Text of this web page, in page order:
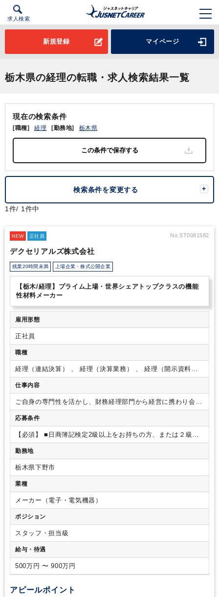
求人検索
新規登録 マイページ
栃木県の経理の転職・求人検索結果一覧
NEW 正社員 No.ST0081582
デクセリアルズ株式会社
残業20時間未満 上場企業・株式公開企業
【栃木/経理】プライム上場・世界シェアトップクラスの機能
性材料メーカー
雇用形態
正社員
職種
経理（連結決算） 、 経理（決算業務） 、 経理（開示資料作
成）
仕事内容
ご自身の専門性を活かし、財務経理部門から経営に携わり会社
の成長に貢献いただきます。将来的にはリーダーとしてご活
躍いただき、マネジメントを目指していただけるポジションで
す。
今までのご経験・適性を考慮し、以下業務をご対応いた
だく予定です。 ■海外子会社を含めた連結決算業務（月次決
算、四半期決算、年次決算）
期決算、年次決算）・固定資産管理（棚卸、稼働、除売却の
管理、減損会計、税務申告）
計算、配賦処理）・連結決算に向けたIFRS調整（単体決算
は日本基準、連結決算はIFRS基準となる為）
■会社法計算書類の作成■子会社からの連結パッケージ（財務
データ）収集、経理指導
ュー対応■社内のステークホルダーに対する連結決算資料の提
供 ■法人税・消費税等の税務申告対応、税制対応
からe-tax,el-taxを使用した電子申告、納付の一連の対応。・
税制改正に伴う、社内ルールの見直しや、優遇税制適用の検
討・対応。 【想定されるキャリアパス】入社後はまず、当社
の連結決算業務を一通りご担当いただいた後、①単体決算業務
理担当として海外赴任、③経営企画や事業管理・IRなどの経理
応募条件
【必須】
■日商簿記検定2級以上をお持ちの方、または２級相
当のご経験をお持ちの方■経理の実務経験（事業会社における
決算業務を想定しています）
期報告書（四半期報告書）、決算短信の作成経験
告基準（IFRS）の知見
■英語スキル（ライティング中心）
験
勤務地
栃木県下野市
業種
メーカー（電子・電気機器）
ポジション
スタッフ・担当級
給与・待遇
500万円 〜 900万円
アピールポイント
現在の検索条件
[職種] 経理 [勤務地] 栃木県
検索条件を変更する
1件/ 1件中